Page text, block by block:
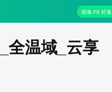
朗逸 PK 轩逸
全温域_云享